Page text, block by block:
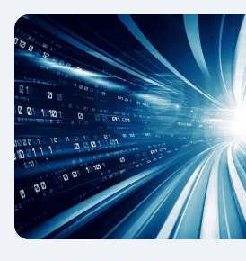
Ressourcen